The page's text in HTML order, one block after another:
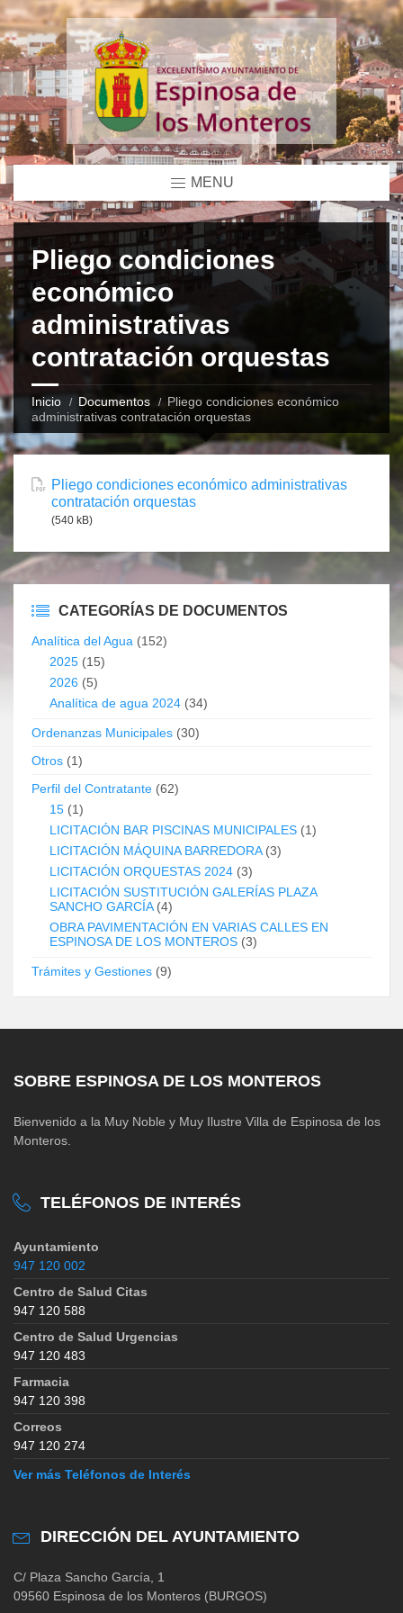
MENU
Pliego condiciones
económico
administrativas
contratación orquestas
Inicio Documentos
Pliego condiciones económico
administrativas contratación orquestas
Pliego condiciones económico administrativas
contratación orquestas
(540 kB)
CATEGORÍAS DE DOCUMENTOS
Analítica del Agua (152)
2025 (15)
2026 (5)
Analítica de agua 2024 (34)
Ordenanzas Municipales (30)
Otros (1)
Perfil del Contratante (62)
15 (1)
LICITACIÓN BAR PISCINAS MUNICIPALES (1)
LICITACIÓN MÁQUINA BARREDORA(3)
LICITACIÓN ORQUESTAS 2024 (3)
LICITACIÓN SUSTITUCIÓN GALERÍAS PLAZA
SANCHO GARCÍA(4)
OBRA PAVIMENTACIÓN EN VARIAS CALLES EN
ESPINOSA DE LOS MONTEROS (3)
Trámites y Gestiones (9)
SOBRE ESPINOSA DE LOS MONTEROS
Bienvenido a la Muy Noble y Muy Ilustre Villa de Espinosa de los
Monteros.
TELÉFONOS DE INTERÉS
Ayuntamiento
947 120 002
Centro de Salud Citas
947 120 588
Centro de Salud Urgencias
947 120 483
Farmacia
947 120 398
Correos
947 120 274
Ver más Teléfonos de Interés
DIRECCIÓN DEL AYUNTAMIENTO
C/ Plaza Sancho García, 1
09560 Espinosa de los Monteros (BURGOS)